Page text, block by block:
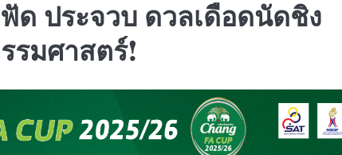
ด ประจวบ ดวลเดือดนัดชิง
รมศาสตร์!